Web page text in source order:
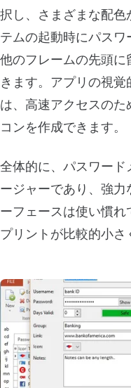
択し、さまざまな配色
テムの起動時にパスワ
他のフレームの先頭
きます。アプリの視
は、高速アクセスのた
コンを作成できます。
全体的に、パスワード
ージャーであり、強力
ーフェースは使い慣れ
プリントが比較的小さ